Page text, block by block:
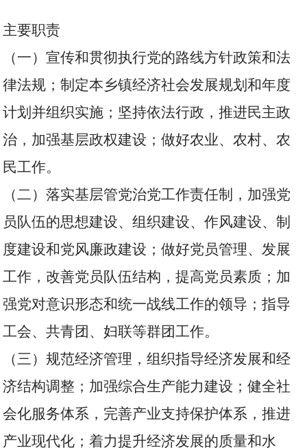
主要职责
（一）宣传和贯彻执行党的路线方针政策和法
律法规；制定本乡镇经济社会发展规划和年度
计划并组织实施；坚持依法行政，推进民主政
治，加强基层政权建设；做好农业、农村、农
民工作。
（二）落实基层管党治党工作责任制，加强党
员队伍的思想建设、组织建设、作风建设、制
度建设和党风廉政建设；做好党员管理、发展
工作，改善党员队伍结构，提高党员素质；加
强党对意识形态和统一战线工作的领导；指导
工会、共青团、妇联等群团工作。
（三）规范经济管理，组织指导经济发展和经
济结构调整；加强综合生产能力建设；健全社
会化服务体系，完善产业支持保护体系，推进
产业现代化；着力提升经济发展的质量和水